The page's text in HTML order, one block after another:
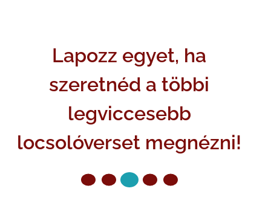
Lapozz egyet, ha
szeretnéd a többi
legviccesebb
locsolóverset megnézni!